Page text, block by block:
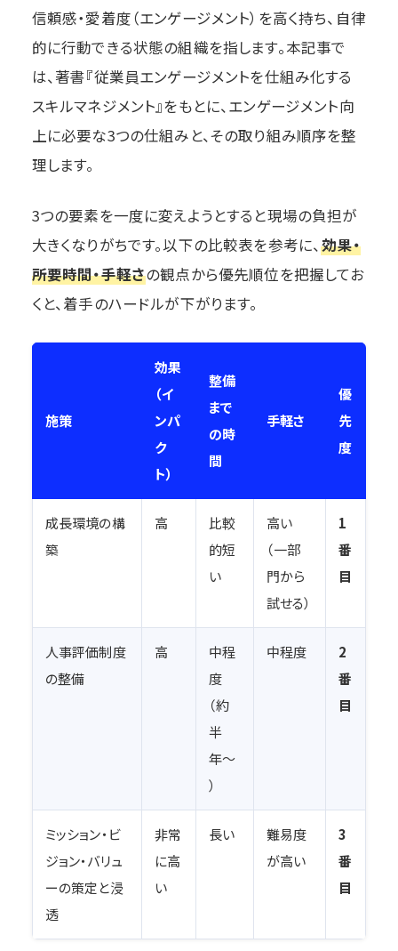
信頼感・愛着度（エンゲージメント）を高く持ち、自律
的に行動できる状態の組織を指します。本記事で
は、著書『従業員エンゲージメントを仕組み化する
スキルマネジメント』をもとに、エンゲージメント向
上に必要な3つの仕組みと、その取り組み順序を整
理します。
3つの要素を一度に変えようとすると現場の負担が
大きくなりがちです。以下の比較表を参考に、効果・
所要時間・手軽さの観点から優先順位を把握してお
くと、着手のハードルが下がります。
施策
効果
（イ
ンパ
ク
ト）
整備
まで
の時
間
手軽さ
優
先
度
成長環境の構
築
高
比較
的短
い
高い
（一部
門から
試せる）
1
番
目
人事評価制度
の整備
高
中程
度
（約
半
年〜
）
中程度
2
番
目
ミッション・ビ
ジョン・バリュ
ーの策定と浸
透
非常
に高
い
長い
難易度
が高い
3
番
目